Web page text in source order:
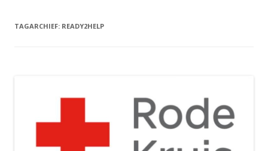
TAGARCHIEF: READY2HELP